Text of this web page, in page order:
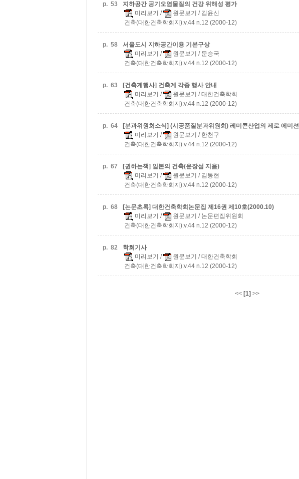
p. 53
지하공간 공기오염물질의 건강 위해성 평가
미리보기 / 원문보기 / 김윤신
건축(대한건축학회지):v.44 n.12 (2000-12)
p. 58
서울도시 지하공간이용 기본구상
미리보기 / 원문보기 / 문승국
건축(대한건축학회지):v.44 n.12 (2000-12)
p. 63
[건축계행사] 건축계 각종 행사 안내
미리보기 / 원문보기 / 대한건축학회
건축(대한건축학회지):v.44 n.12 (2000-12)
p. 64
[분과위원회소식] (시공품질분과위원회) 레미콘산업의 제로 에미션
미리보기 / 원문보기 / 한천구
건축(대한건축학회지):v.44 n.12 (2000-12)
p. 67
[권하는책] 일본의 건축(윤장섭 지음)
미리보기 / 원문보기 / 김동현
건축(대한건축학회지):v.44 n.12 (2000-12)
p. 68
[논문초록] 대한건축학회논문집 제16권 제10호(2000.10)
미리보기 / 원문보기 / 논문편집위원회
건축(대한건축학회지):v.44 n.12 (2000-12)
p. 82
학회기사
미리보기 / 원문보기 / 대한건축학회
건축(대한건축학회지):v.44 n.12 (2000-12)
<< [1] >>